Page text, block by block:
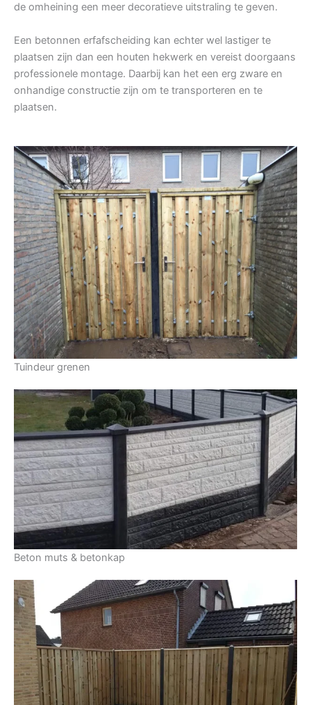
de omheining een meer decoratieve uitstraling te geven.
Een betonnen erfafscheiding kan echter wel lastiger te
plaatsen zijn dan een houten hekwerk en vereist doorgaans
professionele montage. Daarbij kan het een erg zware en
onhandige constructie zijn om te transporteren en te
plaatsen.
Tuindeur grenen
Beton muts & betonkap